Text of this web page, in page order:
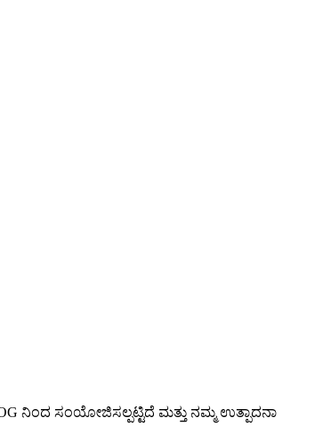
ನಿಂದ ಸಂಯೋಜಿಸಲ್ಪಟ್ಟಿದೆ ಮತ್ತು ನಮ್ಮ ಉತ್ಪಾದನಾ